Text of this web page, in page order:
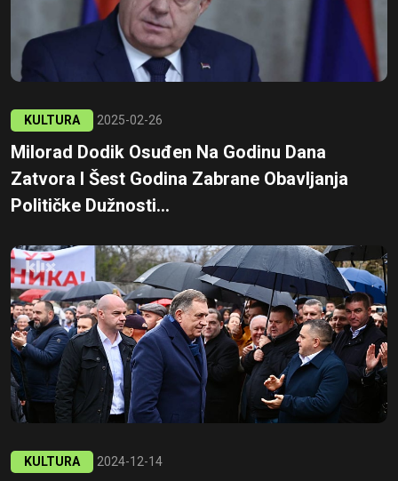
KULTURA 2025-02-26
Milorad Dodik Osuđen Na Godinu Dana
Zatvora I Šest Godina Zabrane Obavljanja
Političke Dužnosti...
KULTURA 2024-12-14